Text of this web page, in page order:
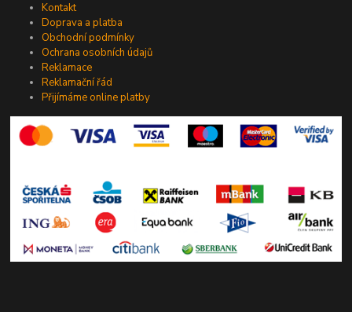
Kontakt
Doprava a platba
Obchodní podmínky
Ochrana osobních údajů
Reklamace
Reklamační řád
Přijímáme online platby